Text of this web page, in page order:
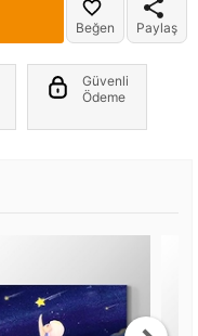
Beğen Paylaş
Güvenli
Ödeme